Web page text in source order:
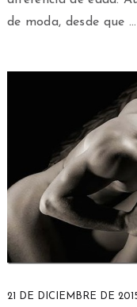
de moda, desde que …
21 DE DICIEMBRE DE